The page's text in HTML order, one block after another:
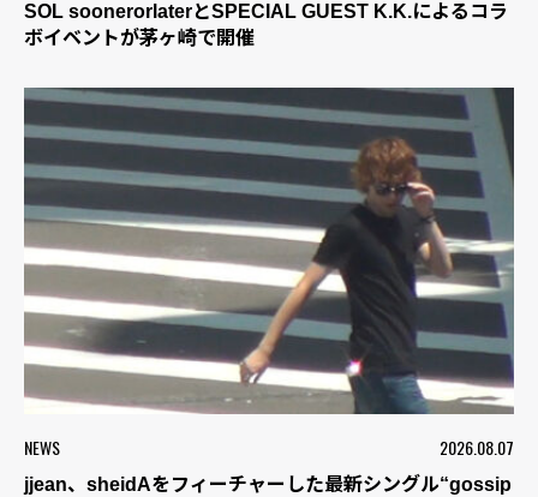
SOL soonerorlaterとSPECIAL GUEST K.K.によるコラ
ボイベントが茅ヶ崎で開催
NEWS 2026.08.07
jjean、sheidAをフィーチャーした最新シングル“gossip